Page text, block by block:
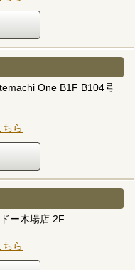
One B1F B104号
ら
ー木場店 2F
ら